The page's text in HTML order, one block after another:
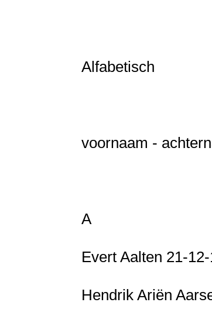
Alfabetisch
voornaam -
A
Evert Aalten 21-
Hendrik Ariën